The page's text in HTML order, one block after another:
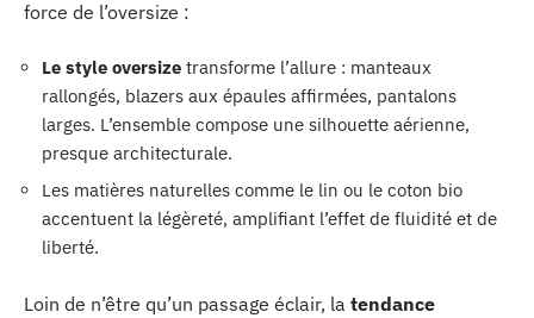
force de l’oversize :
Le style oversize transforme l’allure : manteaux
rallongés, blazers aux épaules affirmées, pantalons
larges. L’ensemble compose une silhouette aérienne,
presque architecturale.
Les matières naturelles comme le lin ou le coton bio
accentuent la légèreté, amplifiant l’effet de fluidité et de
liberté.
Loin de n’être qu’un passage éclair, la tendance